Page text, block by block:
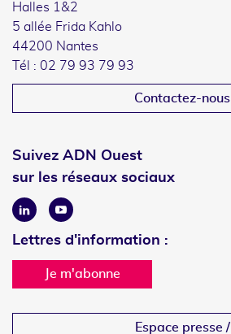
Halles 1&2
5 allée Frida Kahlo
44200 Nantes
Tél : 02 79 93 79 93
Contactez-nous
Suivez ADN Ouest
sur les réseaux sociaux
LinkedinYoutube
Lettres d'information :
Je m'abonne
Espace presse /